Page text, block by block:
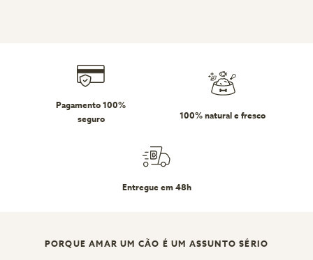
Pagamento 100%
seguro
100% natural e fresco
Entregue em 48h
PORQUE AMAR UM CÃO É UM ASSUNTO SÉRIO